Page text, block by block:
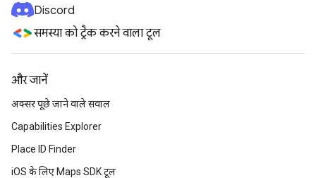
Discord
समस्या को ट्रैक करने वाला टूल
और जानें
अक्सर पूछे जाने वाले सवाल
Capabilities Explorer
Place ID Finder
iOS के लिए Maps SDK टूल